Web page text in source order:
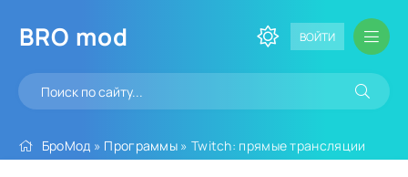
BRO mod ВОЙТИ
БроМод » Программы » Twitch: прямые трансляции